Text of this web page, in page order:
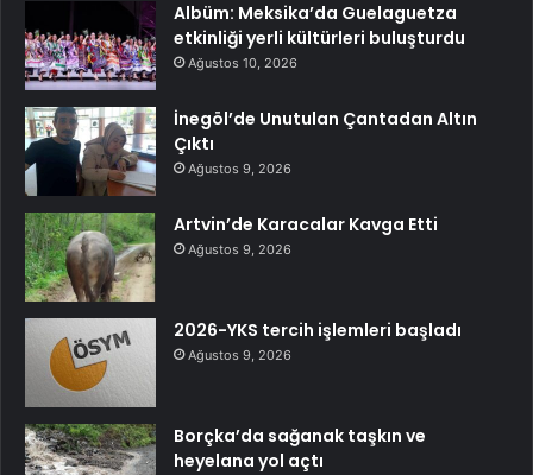
Albüm: Meksika’da Guelaguetza
etkinliği yerli kültürleri buluşturdu
Ağustos 10, 2026
İnegöl’de Unutulan Çantadan Altın
Çıktı
Ağustos 9, 2026
Artvin’de Karacalar Kavga Etti
Ağustos 9, 2026
2026-YKS tercih işlemleri başladı
Ağustos 9, 2026
Borçka’da sağanak taşkın ve
heyelana yol açtı